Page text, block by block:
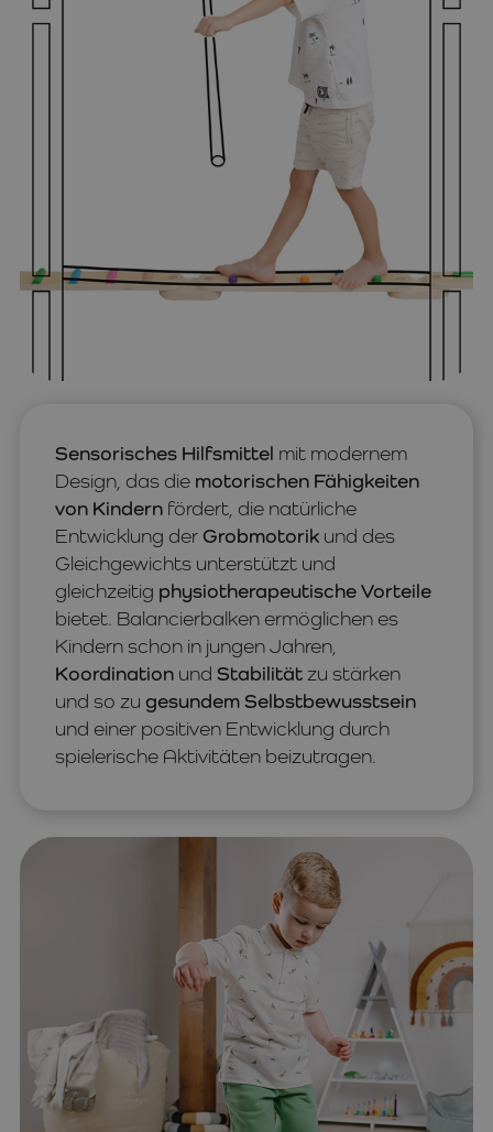
Sensorisches Hilfsmittel mit modernem
Design, das die motorischen Fähigkeiten
von Kindern fördert, die natürliche
Entwicklung derGrobmotorik und des
Gleichgewichts unterstützt und
gleichzeitig physiotherapeutische Vorteile
bietet. Balancierbalken ermöglichen es
Kindern schon in jungen Jahren,
Koordination und Stabilität zu stärken
und so zu gesundem Selbstbewusstsein
und einer positiven Entwicklung durch
spielerische Aktivitäten beizutragen.